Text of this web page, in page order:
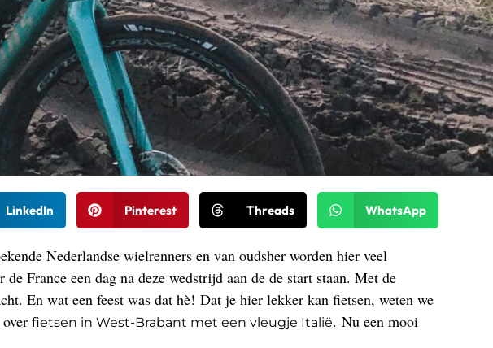
LinkedIn Pinterest Threads WhatsApp
Nederlandse wielrenners en van oudsher worden hier veel
France een dag na deze wedstrijd aan de de start staan. Met de
En wat een feest was dat hè! Dat je hier lekker kan fietsen, weten we
fietsen in West-Brabant met een vleugje Italië. Nu een mooi